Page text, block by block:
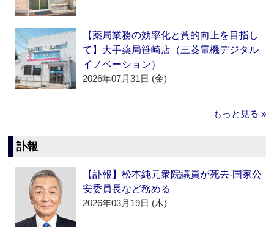
【薬局業務の効率化と質的向上を目指し
て】大手薬局笹崎店（三菱電機デジタル
イノベーション）
2026年07月31日 (金)
もっと見る »
訃報
【訃報】松本純元衆院議員が死去‐国家公
安委員長など務める
2026年03月19日 (木)